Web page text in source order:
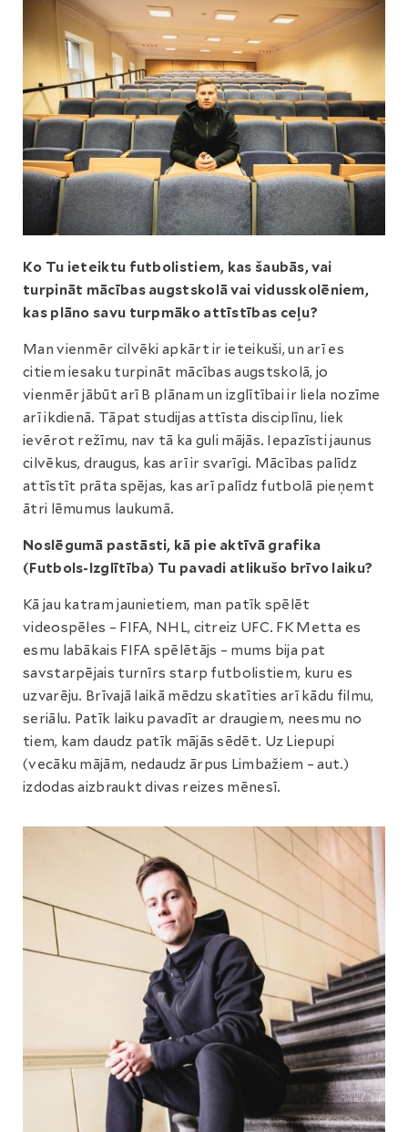
Ko Tu ieteiktu futbolistiem, kas šaubās, vai
turpināt mācības augstskolā vai vidusskolēniem,
kas plāno savu turpmāko attīstības ceļu?
Man vienmēr cilvēki apkārt ir ieteikuši, un arī es
citiem iesaku turpināt mācības augstskolā, jo
vienmēr jābūt arī B plānam un izglītībai ir liela nozīme
arī ikdienā. Tāpat studijas attīsta disciplīnu, liek
ievērot režīmu, nav tā ka guli mājās. Iepazīsti jaunus
cilvēkus, draugus, kas arī ir svarīgi. Mācības palīdz
attīstīt prāta spējas, kas arī palīdz futbolā pieņemt
ātri lēmumus laukumā.
Noslēgumā pastāsti, kā pie aktīvā grafika
(Futbols-Izglītība) Tu pavadi atlikušo brīvo laiku?
Kā jau katram jaunietiem, man patīk spēlēt
videospēles – FIFA, NHL, citreiz UFC. FK Metta es
esmu labākais FIFA spēlētājs – mums bija pat
savstarpējais turnīrs starp futbolistiem, kuru es
uzvarēju. Brīvajā laikā mēdzu skatīties arī kādu filmu,
seriālu. Patīk laiku pavadīt ar draugiem, neesmu no
tiem, kam daudz patīk mājās sēdēt. Uz Liepupi
(vecāku mājām, nedaudz ārpus Limbažiem – aut.)
izdodas aizbraukt divas reizes mēnesī.